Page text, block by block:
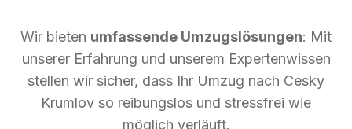
Wir bieten umfassende Umzugslösungen: Mit
unserer Erfahrung und unserem Expertenwissen
stellen wir sicher, dass Ihr Umzug nach Cesky
Krumlov so reibungslos und stressfrei wie
möglich verläuft.